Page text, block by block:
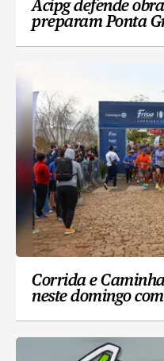
Acipg defende
preparam Ponta
Corrida e
neste domingo